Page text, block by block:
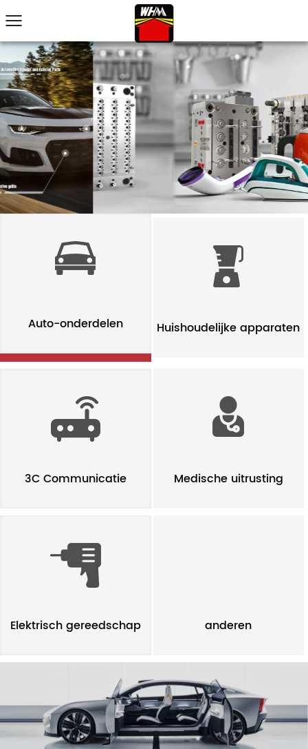
Auto-onderdelen Huishoudelijke apparaten
3C Communicatie Medische uitrusting
Elektrisch gereedschap anderen